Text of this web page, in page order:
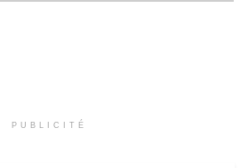
PUBLICITÉ